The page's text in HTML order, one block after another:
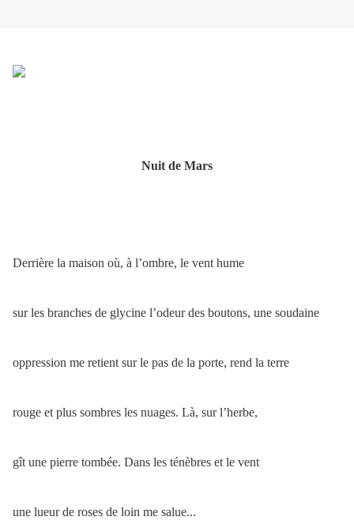
Nuit de Mars
Derrière la maison où, à l’ombre, le vent hume
sur les branches de glycine l’odeur des boutons, une soudaine
oppression me retient sur le pas de la porte, rend la terre
rouge et plus sombres les nuages. Là, sur l’herbe,
gît une pierre tombée. Dans les ténèbres et le vent
une lueur de roses de loin me salue...